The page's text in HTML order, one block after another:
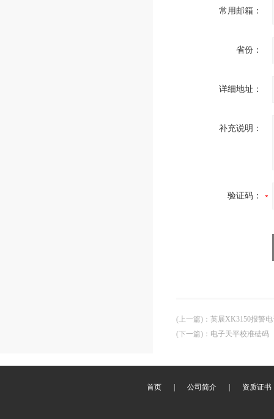
常用邮箱：
省份：
详细地址：
补充说明：
验证码：
(上一篇) ： 英展XK3150报警
(下一篇) ： 电子天平校准砝码
首页 公司简介 资质证书